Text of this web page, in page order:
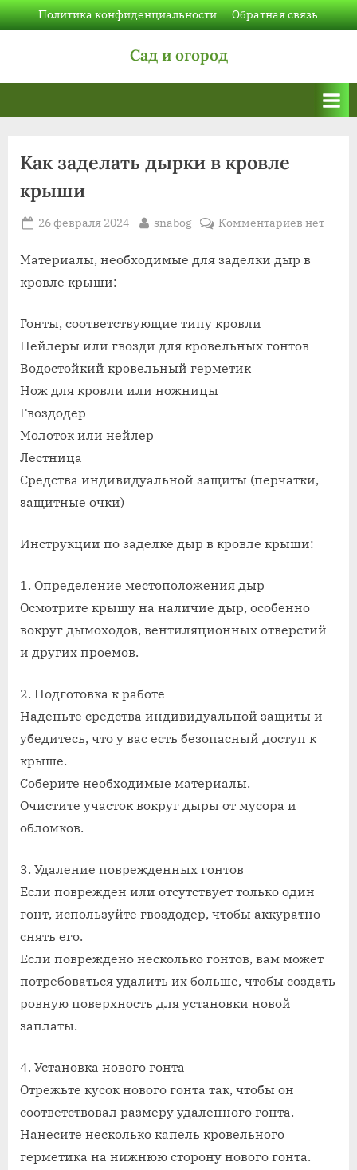
Skip
to
Политика конфиденциальности Обратная связь
Сад и огород
Как заделать дырки в кровле
крыши
Posted
26 февраля 2024 By
snabog Комментариевк
Как
крыши
нет
Материалы, необходимые для заделки дыр в
кровле крыши:
Гонты, соответствующие типу кровли
Нейлеры или гвозди для кровельных гонтов
Водостойкий кровельный герметик
Нож для кровли или ножницы
Гвоздодер
Молоток или нейлер
Лестница
Средства индивидуальной защиты (перчатки,
защитные очки)
Инструкции по заделке дыр в кровле крыши:
1. Определение местоположения дыр
Осмотрите крышу на наличие дыр, особенно
вокруг дымоходов, вентиляционных отверстий
и других проемов.
2. Подготовка к работе
Наденьте средства индивидуальной защиты и
убедитесь, что у вас есть безопасный доступ к
крыше.
Соберите необходимые материалы.
Очистите участок вокруг дыры от мусора и
обломков.
3. Удаление поврежденных гонтов
Если поврежден или отсутствует только один
гонт, используйте гвоздодер, чтобы аккуратно
снять его.
Если повреждено несколько гонтов, вам может
потребоваться удалить их больше, чтобы создать
ровную поверхность для установки новой
заплаты.
4. Установка нового гонта
Отрежьте кусок нового гонта так, чтобы он
соответствовал размеру удаленного гонта.
Нанесите несколько капель кровельного
герметика на нижнюю сторону нового гонта.